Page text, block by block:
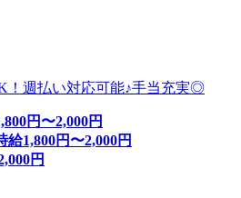
！週払い対応可能♪手当充実◎
円〜2,000円
給1,800円〜2,000円
円